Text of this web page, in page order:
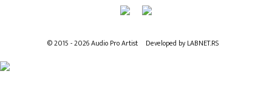
© 2015 - 2026 Audio Pro Artist Developed by LABNET.RS